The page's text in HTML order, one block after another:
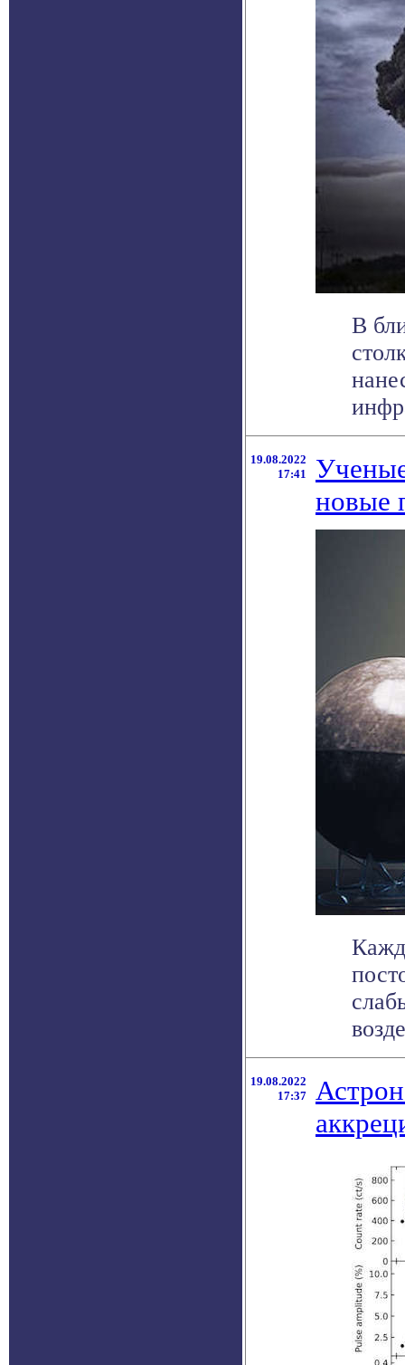
В
19.08.2022
17:41
новые
19.08.2022
17:37